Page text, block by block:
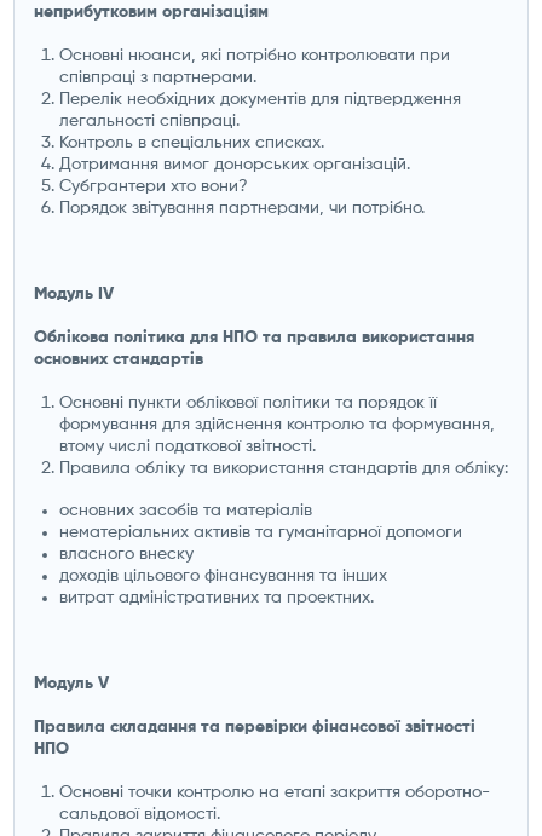
неприбутковим організаціям
Основні нюанси, які потрібно контролювати при
співпраці з партнерами.
Перелік необхідних документів для підтвердження
легальності співпраці.
Контроль в спеціальних списках.
Дотримання вимог донорських організацій.
Субгрантери хто вони?
Порядок звітування партнерами, чи потрібно.
Модуль ІV
Облікова політика для НПО та правила використання
основних стандартів
Основні пункти облікової політики та порядок її
формування для здійснення контролю та формування,
втому числі податкової звітності.
Правила обліку та використання стандартів для обліку:
основних засобів та матеріалів
нематеріальних активів та гуманітарної допомоги
власного внеску
доходів цільового фінансування та інших
витрат адміністративних та проектних.
Модуль V
Правила складання та перевірки фінансової звітності
НПО
Основні точки контролю на етапі закриття оборотно-
сальдової відомості.